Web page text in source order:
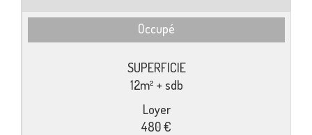
Occupé
12m² + sdb
480 €